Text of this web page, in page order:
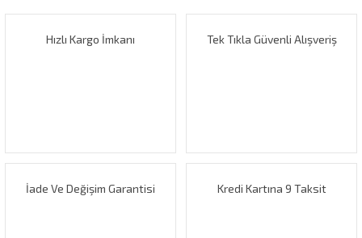
Görüş ve önerileriniz için teşekkür ederiz.
Hızlı Kargo İmkanı Tek Tıkla Güvenli Alışveriş
İade Ve Değişim Garantisi Kredi Kartına 9 Taksit